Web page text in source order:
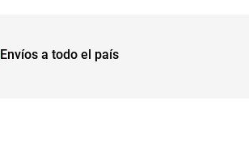
Envíos a todo el país